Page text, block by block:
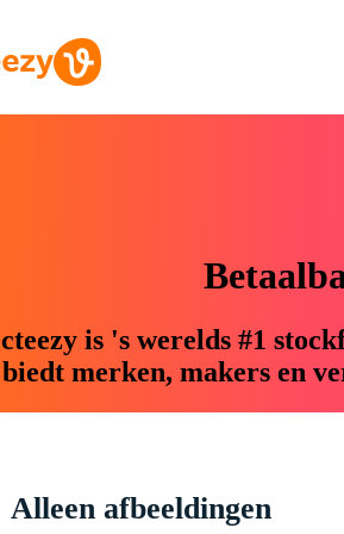
is 's werelds #1
biedt merken, makers en
Alleen afbeeldingen